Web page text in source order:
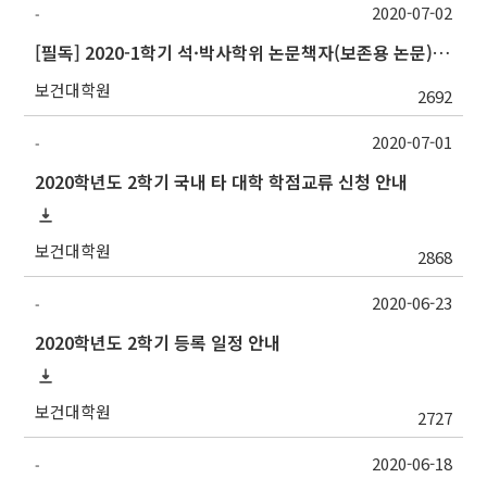
-
[필독] 2020-1학기 석·박사학위 논문책자(보존용 논문) 및 원문파일 제출 안내
보건대학원 2692
2020-07-02
-
2020학년도 2학기 국내 타 대학 학점교류 신청 안내
보건대학원 2868
2020-07-01
-
2020학년도 2학기 등록 일정 안내
보건대학원 2727
2020-06-23
- 2020-06-18